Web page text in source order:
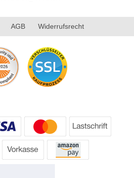
AGB Widerrufsrecht